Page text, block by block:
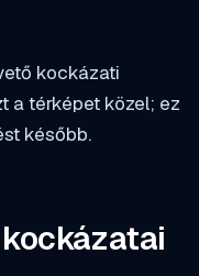
kockázati
a térképet közel; ez
később.